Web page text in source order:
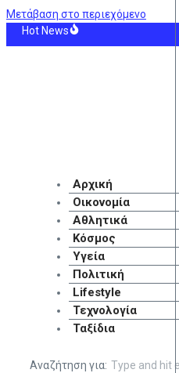
Μετάβαση στο περιεχόμενο
Hot News
Αρχική
Οικονομία
Αθλητικά
Κόσμος
Υγεία
Πολιτική
Lifestyle
Τεχνολογία
Ταξίδια
Αναζήτηση για: